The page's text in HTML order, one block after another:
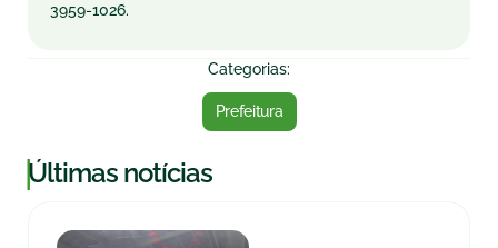
3959-1026.
Categorias:
Prefeitura
|Últimas notícias